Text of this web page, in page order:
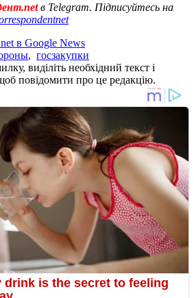
в Telegram. Підписуйтесь на
в Google News
, госзакупки
виділіть необхідний текст і
повідомити про це редакцію.